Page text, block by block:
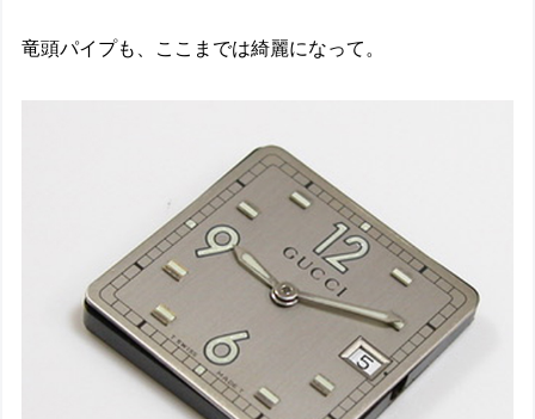
竜頭パイプも、ここまでは綺麗になって。